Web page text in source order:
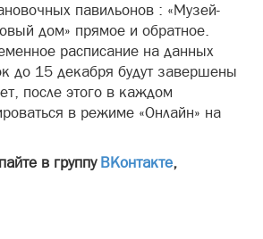
павильонов : «Музей-
дом» прямое и обратное.
расписание на данных
до 15 декабря будут завершены
после этого в каждом
в режиме «Онлайн» на
в группу ВКонтакте,